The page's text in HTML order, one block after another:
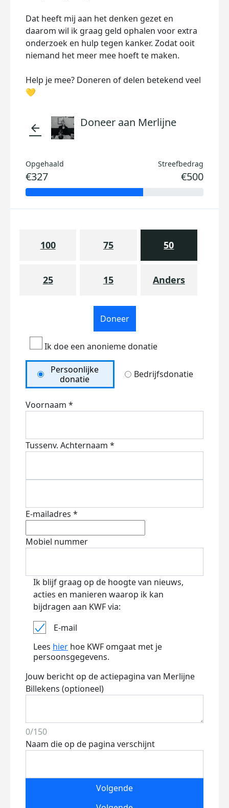
Dat heeft mij aan het denken gezet en
daarom wil ik graag geld ophalen voor extra
onderzoek en hulp tegen kanker. Zodat ooit
niemand het meer mee hoeft te maken.
Help je mee? Doneren of delen betekend veel
💛
arrow_back Doneer aan Merlijne
Opgehaald
€327
Streefbedrag
€500
100 75 50
25 15 Anders
Doneer
Ik doe een anonieme donatie
Persoonlijke
donatie
Bedrijfsdonatie
Voornaam *
Tussenv. Achternaam *
E-mailadres *
Mobiel nummer
Ik blijf graag op de hoogte van nieuws,
acties en manieren waarop ik kan
bijdragen aan KWF via:
E-mail
Lees hier hoe KWF omgaat met je
persoonsgegevens.
Jouw bericht op de actiepagina van Merlijne
Billekens (optioneel)
0/150
Naam die op de pagina verschijnt
Volgende